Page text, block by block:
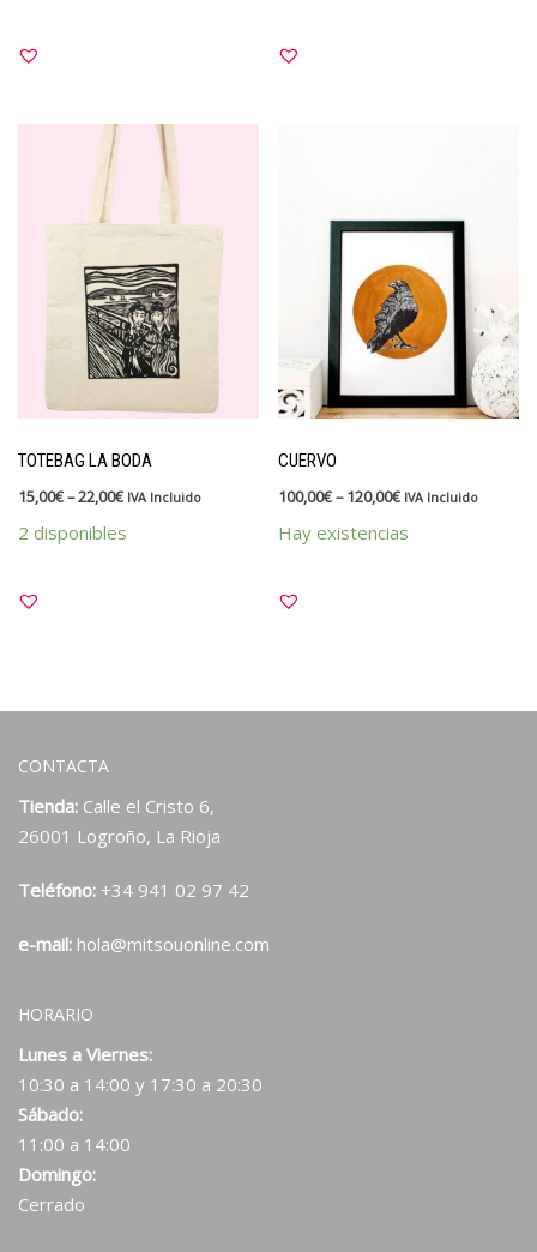
TOTEBAG LA BODA
15,00€–22,00€ IVA Incluido
2 disponibles
CUERVO
100,00€–120,00€ IVA Incluido
Hay existencias
CONTACTA
Tienda: Calle el Cristo 6,
26001 Logroño, La Rioja
Teléfono: +34 941 02 97 42
e-mail: hola@mitsouonline.com
HORARIO
Lunes a Viernes:
10:30 a 14:00 y 17:30 a 20:30
Sábado:
11:00 a 14:00
Domingo:
Cerrado